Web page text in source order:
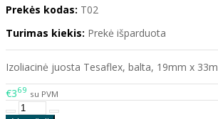
Prekės kodas: T02
Turimas kiekis: Prekė išparduota
Izoliacinė juosta Tesaflex, balta, 19mm x 33m
€369 su PVM